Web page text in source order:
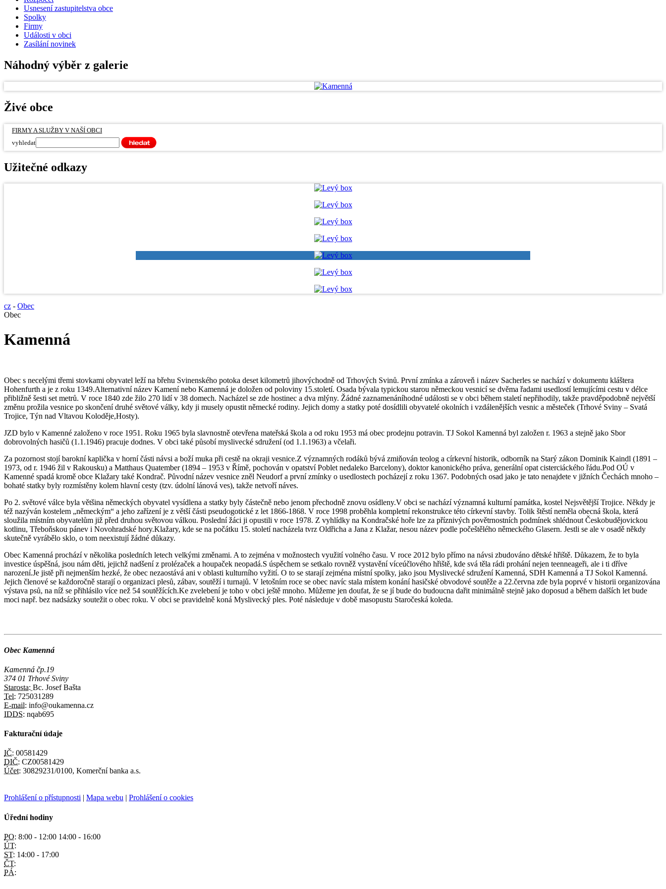
Usnesení zastupitelstva obce
Spolky
Firmy
Události v obci
Zasílání novinek
Náhodný výběr z galerie
Živé obce
FIRMY A SLUŽBY V NAŠÍ OBCI
vyhledat
Užitečné odkazy
cz - Obec
Obec
Kamenná
Obec s necelými třemi stovkami obyvatel leží na břehu Svinenského potoka deset kilometrů jihovýchodně od Trhových Svinů. První zmínka a zároveň i název Sacherles se nachází v dokumentu kláštera
Hohenfurth a je z roku 1349.Alternativní název Kamení nebo Kamenná je doložen od poloviny 15.století. Osada bývala typickou starou německou vesnicí se dvěma řadami usedlostí lemujícími cestu v délce
přibližně šesti set metrů. V roce 1840 zde žilo 270 lidí v 38 domech. Nacházel se zde hostinec a dva mlýny. Žádné zaznamenáníhodné události se v obci během staletí nepřihodily, takže pravděpodobně největší
změnu prožila vesnice po skončení druhé světové války, kdy ji musely opustit německé rodiny. Jejich domy a statky poté dosídlili obyvatelé okolních i vzdálenějších vesnic a městeček (Trhové Sviny – Svatá
Trojice, Týn nad Vltavou Koloděje,Hosty).
JZD bylo v Kamenné založeno v roce 1951. Roku 1965 byla slavnostně otevřena mateřská škola a od roku 1953 má obec prodejnu potravin. TJ Sokol Kamenná byl založen r. 1963 a stejně jako Sbor
dobrovolných hasičů (1.1.1946) pracuje dodnes. V obci také působí myslivecké sdružení (od 1.1.1963) a včelaři.
Za pozornost stojí barokní kaplička v horní části návsi a boží muka při cestě na okraji vesnice.Z významných rodáků bývá zmiňován teolog a církevní historik, odborník na Starý zákon Dominik Kaindl (1891 –
1973, od r. 1946 žil v Rakousku) a Matthaus Quatember (1894 – 1953 v Římě, pochován v opatství Poblet nedaleko Barcelony), doktor kanonického práva, generální opat cisterciáckého řádu.Pod OÚ v
Kamenné spadá kromě obce Klažary také Kondrač. Původní název vesnice zněl Neudorf a první zmínky o usedlostech pocházejí z roku 1367. Podobných osad jako je tato nenajdete v jižních Čechách mnoho –
bohaté statky byly rozmístěny kolem hlavní cesty (tzv. údolní lánová ves), takže netvoří náves.
Po 2. světové válce byla většina německých obyvatel vysídlena a statky byly částečně nebo jenom přechodně znovu osídleny.V obci se nachází významná kulturní památka, kostel Nejsvětější Trojice. Někdy je
též nazýván kostelem „německým“ a jeho zařízení je z větší části pseudogotické z let 1866-1868. V roce 1998 proběhla kompletní rekonstrukce této církevní stavby. Tolik štěstí neměla obecná škola, která
sloužila místním obyvatelům již před druhou světovou válkou. Poslední žáci ji opustili v roce 1978. Z vyhlídky na Kondračské hoře lze za příznivých povětrnostních podmínek shlédnout Českobudějovickou
kotlinu, Třeboňskou pánev i Novohradské hory.Klažary, kde se na počátku 15. století nacházela tvrz Oldřicha a Jana z Klažar, nesou název podle počeštělého německého Glasern. Jestli se ale v osadě někdy
skutečně vyrábělo sklo, o tom neexistují žádné důkazy.
Obec Kamenná prochází v několika posledních letech velkými změnami. A to zejména v možnostech využití volného času. V roce 2012 bylo přímo na návsi zbudováno dětské hřiště. Důkazem, že to byla
investice úspěšná, jsou nám děti, jejichž nadšení z prolézaček a houpaček neopadá.S úspěchem se setkalo rovněž vystavění víceúčlového hřiště, kde svá těla rádi prohání nejen teenneageři, ale i ti dříve
narození.Je jistě při nejmenším hezké, že obec nezaostává ani v oblasti kulturního vyžití. O to se starají zejména místní spolky, jako jsou Myslivecké sdružení Kamenná, SDH Kamenná a TJ Sokol Kamenná.
Jejich členové se každoročně starají o organizaci plesů, zábav, soutěží i turnajů. V letošním roce se obec navíc stala místem konání hasičské obvodové soutěže a 22.června zde byla poprvé v historii organizována
výstava psů, na níž se přihlásilo více než 54 soutěžících.Ke zvelebení je toho v obci ještě mnoho. Můžeme jen doufat, že se jí bude do budoucna dařit minimálně stejně jako doposud a během dalších let bude
moci např. bez nadsázky soutežit o obec roku. V obci se pravidelně koná Myslivecký ples. Poté následuje v době masopustu Staročeská koleda.
Obec Kamenná
Kamenná čp.19
374 01 Trhové Sviny
Starosta: Bc. Josef Bašta
Tel: 725031289
E-mail: info@oukamenna.cz
IDDS: nqab695
Fakturační údaje
IČ: 00581429
DIČ: CZ00581429
Účet: 30829231/0100, Komerční banka a.s.
Prohlášení o přístupnosti | Mapa webu | Prohlášení o cookies
Úřední hodiny
PO: 8:00 - 12:00 14:00 - 16:00
ÚT:
ST: 14:00 - 17:00
ČT:
PÁ: